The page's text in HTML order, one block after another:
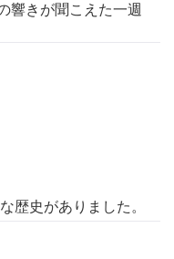
えた一週
歴史がありました。